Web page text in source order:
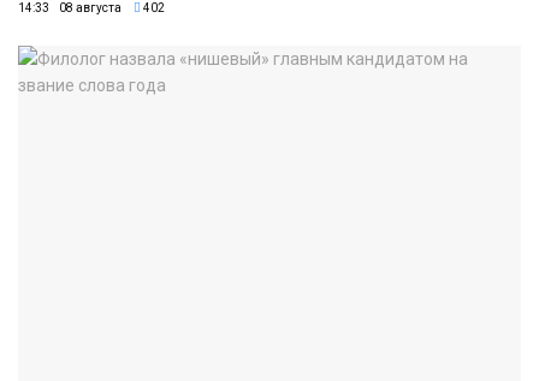
14:33 08 августа 402